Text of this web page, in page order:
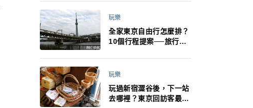
最高還罰百萬！注意事項
玩樂
全家東京自由行怎麼排？
10個行程提案──旅行不
法！
玩樂
玩過新宿澀谷後，下一站
去哪裡？東京回訪客最推